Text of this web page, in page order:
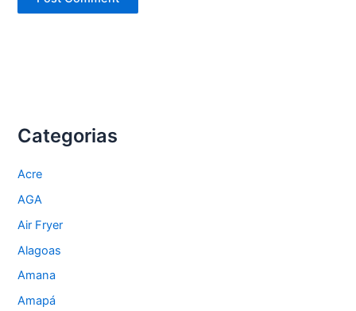
Categorias
Acre
AGA
Air Fryer
Alagoas
Amana
Amapá